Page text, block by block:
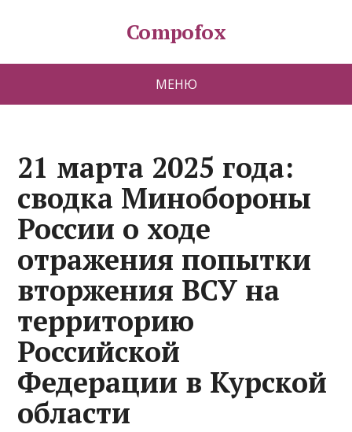
Compofox
МЕНЮ
21 марта 2025 года:
сводка Минобороны
России о ходе
отражения попытки
вторжения ВСУ на
территорию
Российской
Федерации в Курской
области